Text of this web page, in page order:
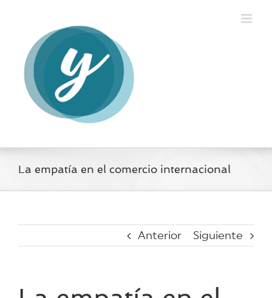
contenido
La empatía en el comercio internacional
Anterior Siguiente